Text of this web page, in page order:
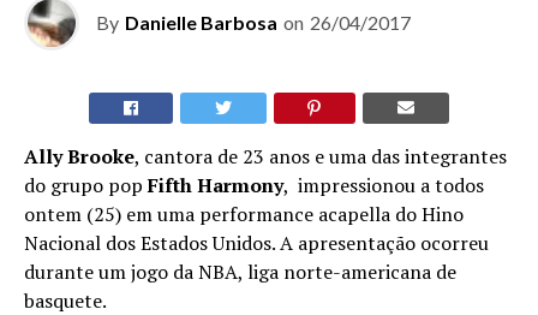
By Danielle Barbosa on 26/04/2017
Ally Brooke, cantora de 23 anos e uma das integrantes
do grupo popFifth Harmony, impressionou a todos
ontem (25) em uma performance acapella do Hino
Nacional dos Estados Unidos. A apresentação ocorreu
durante um jogo da NBA, liga norte-americana de
basquete.